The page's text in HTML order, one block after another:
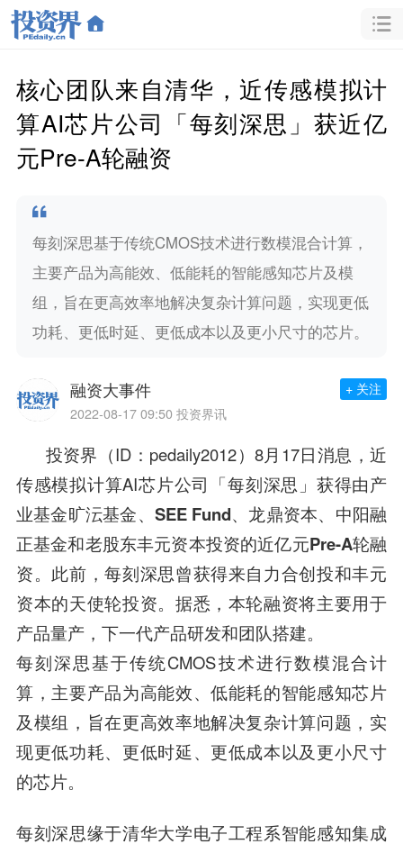
核心团队来自清华，近传感模拟计
算AI芯片公司「每刻深思」获近亿
元Pre-A轮融资
每刻深思基于传统CMOS技术进行数模混合计算，
主要产品为高能效、低能耗的智能感知芯片及模
组，旨在更高效率地解决复杂计算问题，实现更低
功耗、更低时延、更低成本以及更小尺寸的芯片。
融资大事件
2022-08-17 09:50 投资界讯
+ 关注
投资界（ID：pedaily2012）8月17日消息，近
传感模拟计算AI芯片公司「每刻深思」获得由产
业基金旷沄基金、SEE Fund、龙鼎资本、中阳融
正基金和老股东丰元资本投资的近亿元Pre-A轮融
资。此前，每刻深思曾获得来自力合创投和丰元
资本的天使轮投资。据悉，本轮融资将主要用于
产品量产，下一代产品研发和团队搭建。
每刻深思基于传统CMOS技术进行数模混合计
算，主要产品为高能效、低能耗的智能感知芯片
及模组 ，旨在更高效率地解决复杂计算问题，实
现更低功耗、更低时延、更低成本以及更小尺寸
的芯片。
每刻深思缘于清华大学电子工程系智能感知集成